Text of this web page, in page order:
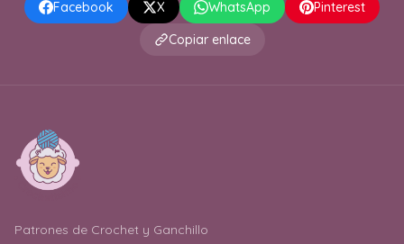
Facebook X WhatsApp
Pinterest
Copiar enlace
Patrones de Crochet y Ganchillo